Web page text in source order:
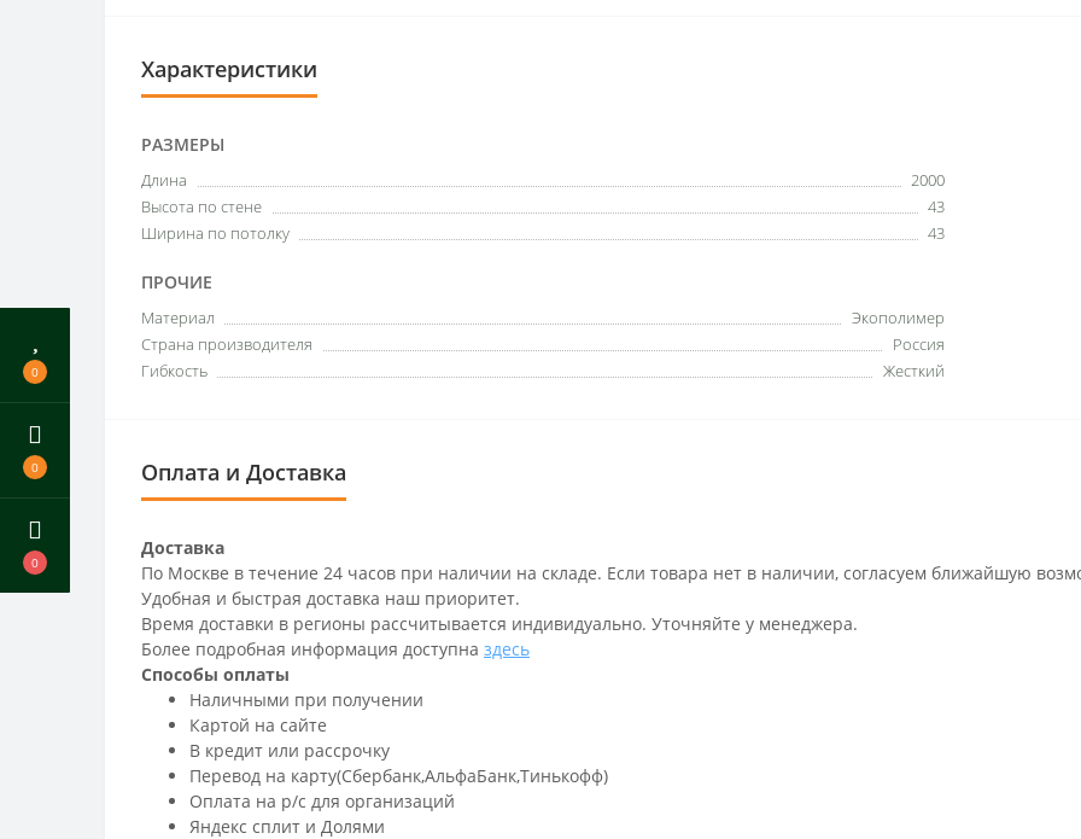
0
0
0
Характеристики
РАЗМЕРЫ
Длина
2000
Высота по стене
43
Ширина по потолку
43
ПРОЧИЕ
Материал
Экополимер
Страна производителя
Россия
Гибкость
Жесткий
Оплата и Доставка
Доставка
По Москве в течение 24 часов при наличии на складе. Если товара нет в наличии, согласуем ближайшую
Удобная и быстрая доставка наш приоритет.
Время доставки в регионы рассчитывается индивидуально. Уточняйте у менеджера.
Более подробная информация доступна здесь
Способы оплаты
Наличными при получении
Картой на сайте
В кредит или рассрочку
Перевод на карту(Сбербанк,АльфаБанк,Тинькофф)
Оплата на р/c для организаций
Яндекс сплит и Долями